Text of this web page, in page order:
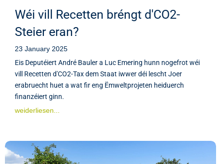
Wéi vill Recetten bréngt d'CO2-
Steier eran?
23 January 2025
Eis Deputéiert André Bauler a Luc Emering hunn nogefrot wéi
vill Recetten d'CO2-Tax dem Staat iwwer déi lescht Joer
erabruecht huet a wat fir eng Ëmweltprojeten heiduerch
finanzéiert ginn.
weiderliesen...